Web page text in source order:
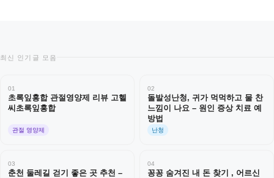
최신 인기글 모음
01
초록잎홍합 관절영양제 리뷰 고헬
씨초록잎홍합
관절 영양제
02
돌발성난청, 귀가 먹먹하고 물 찬
느낌이 나요 – 원인 증상 치료 예
방법
난청
03
춘천 둘레길 걷기 좋은 곳 추천 –
04
꽁꽁 숨겨진 내 돈 찾기 , 어르신